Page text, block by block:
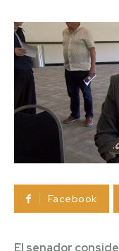
Facebook
El senador